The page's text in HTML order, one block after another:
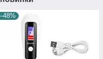
–48%